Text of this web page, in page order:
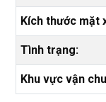
Kích thước mặt
Tình trạng:
Khu vực vận